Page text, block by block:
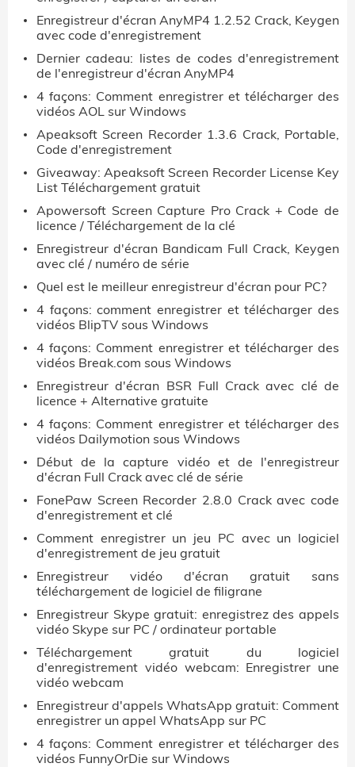
Enregistreur d'écran AnyMP4 1.2.52 Crack, Keygen
avec code d'enregistrement
Dernier cadeau: listes de codes d'enregistrement
de l'enregistreur d'écran AnyMP4
4 façons: Comment enregistrer et télécharger des
vidéos AOL sur Windows
Apeaksoft Screen Recorder 1.3.6 Crack, Portable,
Code d'enregistrement
Giveaway: Apeaksoft Screen Recorder License Key
List Téléchargement gratuit
Apowersoft Screen Capture Pro Crack + Code de
licence / Téléchargement de la clé
Enregistreur d'écran Bandicam Full Crack, Keygen
avec clé / numéro de série
Quel est le meilleur enregistreur d'écran pour PC?
4 façons: comment enregistrer et télécharger des
vidéos BlipTV sous Windows
4 façons: Comment enregistrer et télécharger des
vidéos Break.com sous Windows
Enregistreur d'écran BSR Full Crack avec clé de
licence + Alternative gratuite
4 façons: Comment enregistrer et télécharger des
vidéos Dailymotion sous Windows
Début de la capture vidéo et de l'enregistreur
d'écran Full Crack avec clé de série
FonePaw Screen Recorder 2.8.0 Crack avec code
d'enregistrement et clé
Comment enregistrer un jeu PC avec un logiciel
d'enregistrement de jeu gratuit
Enregistreur vidéo d'écran gratuit sans
téléchargement de logiciel de filigrane
Enregistreur Skype gratuit: enregistrez des appels
vidéo Skype sur PC / ordinateur portable
Téléchargement gratuit du logiciel
d'enregistrement vidéo webcam: Enregistrer une
vidéo webcam
Enregistreur d'appels WhatsApp gratuit: Comment
enregistrer un appel WhatsApp sur PC
4 façons: Comment enregistrer et télécharger des
vidéos FunnyOrDie sur Windows